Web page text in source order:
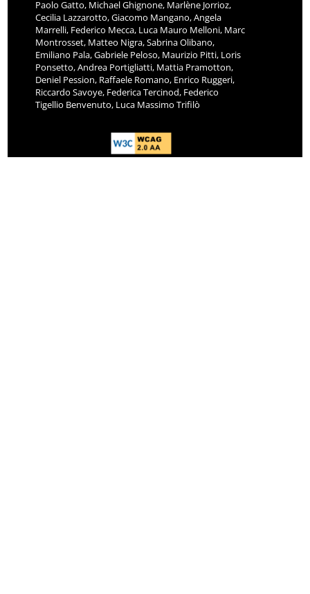
Paolo Gatto, Michael Ghignone, Marlène Jorrioz,
Cecilia Lazzarotto, Giacomo Mangano, Angela
Marrelli, Federico Mecca, Luca Mauro Melloni, Marc
Montrosset, Matteo Nigra, Sabrina Olibano,
Emiliano Pala, Gabriele Peloso, Maurizio Pitti, Loris
Ponsetto, Andrea Portigliatti, Mattia Pramotton,
Deniel Pession, Raffaele Romano, Enrico Ruggeri,
Riccardo Savoye, Federica Tercinod, Federico
Tigellio Benvenuto, Luca Massimo Trifilò